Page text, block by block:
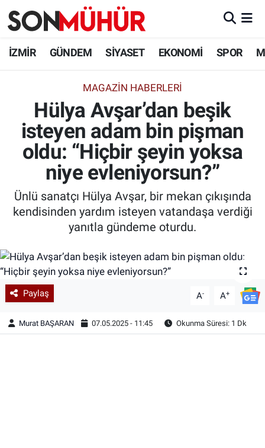
İZMİR GÜNDEM SİYASET EKONOMİ SPOR
MAGAZIN HABERLERI
Hülya Avşar’dan beşik
isteyen adam bin pişman
oldu: “Hiçbir şeyin yoksa
niye evleniyorsun?”
Ünlü sanatçı Hülya Avşar, bir mekan çıkışında
kendisinden yardım isteyen vatandaşa verdiği
yanıtla gündeme oturdu.
Paylaş A- A+
Murat BAŞARAN 07.05.2025 - 11:45 Okunma Süresi: 1 Dk
İzmir Nöbetçi Eczaneler
İzmir Namaz Vakitleri
İzmir Trafik Yoğunluk Haritası
Süper Lig Puan Durumu ve Fikstür
Tüm Manşetler
Son Dakika Haberleri
Haber Arşivi